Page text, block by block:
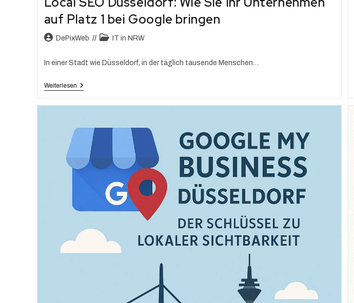
auf Platz 1 bei Google bringen
DePixWeb IT in NRW
In einer Stadt wie Düsseldorf, in der täglich tausende Menschen…
Weiterlesen